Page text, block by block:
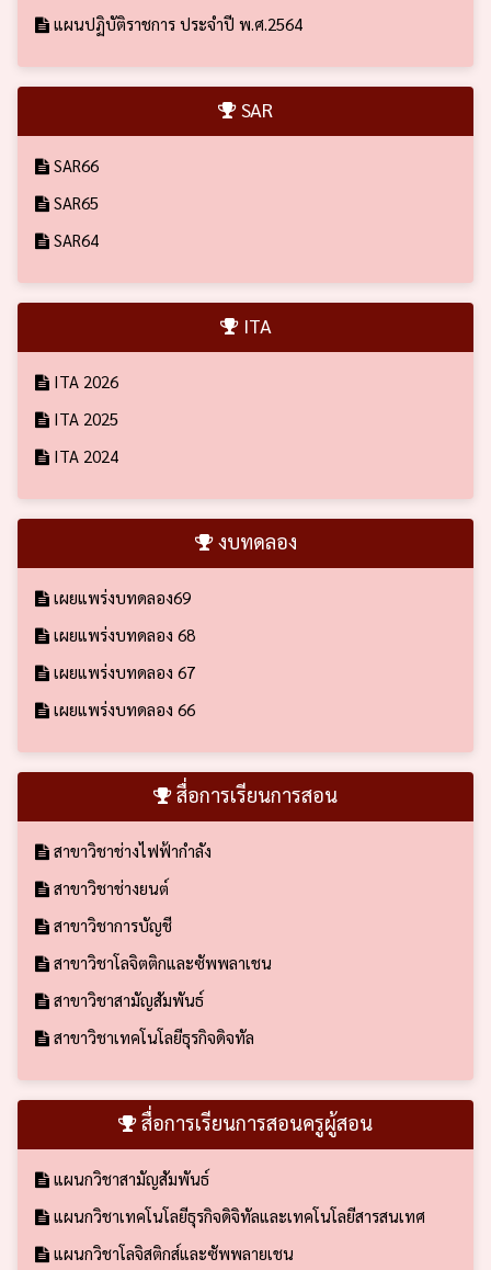
แผนปฏิบัติราชการ ประจำปี พ.ศ.2564
SAR
SAR66
SAR65
SAR64
ITA
ITA 2026
ITA 2025
ITA 2024
งบทดลอง
เผยแพร่งบทดลอง69
เผยแพร่งบทดลอง 68
เผยแพร่งบทดลอง 67
เผยแพร่งบทดลอง 66
สื่อการเรียนการสอน
สาขาวิชาช่างไฟฟ้ากำลัง
สาขาวิชาช่างยนต์
สาขาวิชาการบัญชี
สาขาวิชาโลจิตติกและซัพพลาเชน
สาขาวิชาสามัญสัมพันธ์
สาขาวิชาเทคโนโลยีธุรกิจดิจทัล
สื่อการเรียนการสอนครูผู้สอน
แผนกวิชาสามัญสัมพันธ์
แผนกวิชาเทคโนโลยีธุรกิจดิจิทัลและเทคโนโลยีสารสนเทศ
แผนกวิชาโลจิสติกส์และซัพพลายเชน